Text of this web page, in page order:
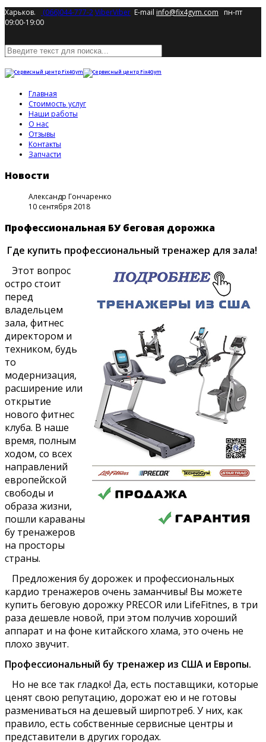
Харьков. (066)044-777-2ViberViber E-mail info@fix4gym.com пн-пт
09:00-19:00
Главная
Стоимость услуг
Наши работы
О нас
Отзывы
Контакты
Запчасти
Новости
Александр Гончаренко
10 сентября 2018
Профессиональная БУ беговая дорожка
Где купить профессиональный тренажер для зала!
Этот вопрос
остро стоит
перед
владельцем
зала, фитнес
директором и
техником, будь
то
модернизация,
расширение или
открытие
нового фитнес
клуба. В наше
время, полным
ходом, со всех
направлений
европейской
свободы и
образа жизни,
пошли караваны
бу тренажеров
на просторы
страны.
Предложения бу дорожек и профессиональных
кардио тренажеров очень заманчивы! Вы можете
купить беговую дорожку PRECOR или LifeFitnes, в три
раза дешевле новой, при этом получив хороший
аппарат и на фоне китайского хлама, это очень не
плохо звучит.
Профессиональный бу тренажер из США и Европы.
Но не все так гладко! Да, есть поставщики, которые
ценят свою репутацию, дорожат ею и не готовы
размениваться на дешевый ширпотреб. У них, как
правило, есть собственные сервисные центры и
представители в других городах.